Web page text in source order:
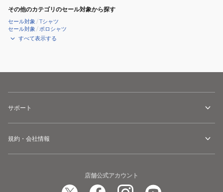
その他のカテゴリのセール対象から探す
セール対象 /Tシャツ
セール対象 /ポロシャツ
すべて表示する
サポート
規約・会社情報
店舗公式アカウント